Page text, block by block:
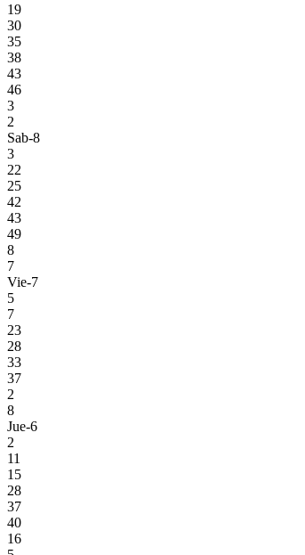
19
30
35
38
43
46
3
2
Sab-8
3
22
25
42
43
49
8
7
Vie-7
5
7
23
28
33
37
2
8
Jue-6
2
11
15
28
37
40
16